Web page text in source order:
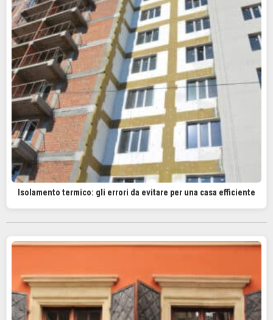
Isolamento termico: gli errori da evitare per una casa efficiente